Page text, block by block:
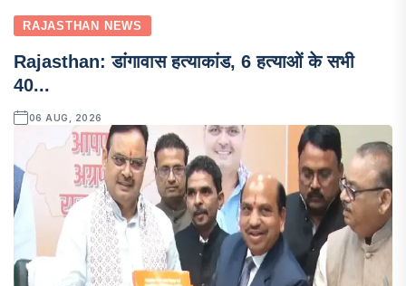
RAJASTHAN NEWS
Rajasthan: डांगावास हत्याकांड, 6 हत्याओं के सभी
40...
06 AUG, 2026